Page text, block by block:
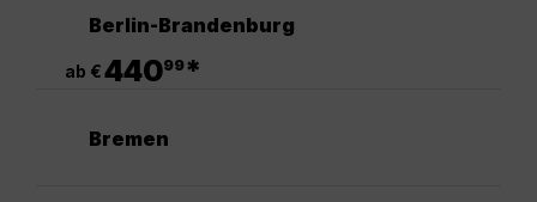
Berlin-Brandenburg
ab €44099*
Bremen